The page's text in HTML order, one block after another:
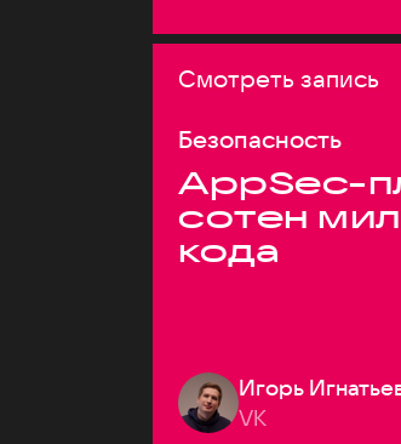
Смотреть запись
Безопасность
AppSec-
сотен
кода
Игорь
VK